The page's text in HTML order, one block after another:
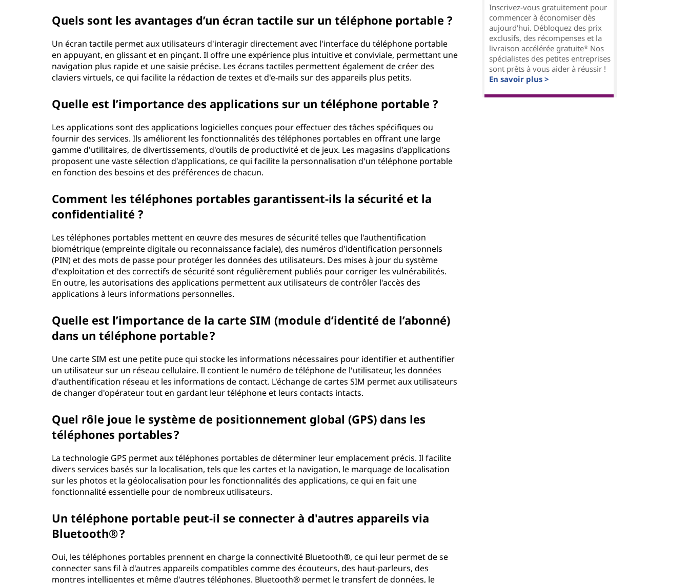
Quels sont les avantages d’un écran tactile sur un téléphone portable ?
Un écran tactile permet aux utilisateurs d'interagir directement avec l'interface du téléphone portable
en appuyant, en glissant et en pinçant. Il offre une expérience plus intuitive et conviviale, permettant une
navigation plus rapide et une saisie précise. Les écrans tactiles permettent également de créer des
claviers virtuels, ce qui facilite la rédaction de textes et d'e-mails sur des appareils plus petits.
Quelle est l’importance des applications sur un téléphone portable ?
Les applications sont des applications logicielles conçues pour effectuer des tâches spécifiques ou
fournir des services. Ils améliorent les fonctionnalités des téléphones portables en offrant une large
gamme d'utilitaires, de divertissements, d'outils de productivité et de jeux. Les magasins d'applications
proposent une vaste sélection d'applications, ce qui facilite la personnalisation d'un téléphone portable
en fonction des besoins et des préférences de chacun.
Comment les téléphones portables garantissent-ils la sécurité et la
confidentialité ?
Les téléphones portables mettent en œuvre des mesures de sécurité telles que l'authentification
biométrique (empreinte digitale ou reconnaissance faciale), des numéros d'identification personnels
(PIN) et des mots de passe pour protéger les données des utilisateurs. Des mises à jour du système
d'exploitation et des correctifs de sécurité sont régulièrement publiés pour corriger les vulnérabilités.
En outre, les autorisations des applications permettent aux utilisateurs de contrôler l'accès des
applications à leurs informations personnelles.
Quelle est l’importance de la carte SIM (module d’identité de l’abonné)
dans un téléphone portable ?
Une carte SIM est une petite puce qui stocke les informations nécessaires pour identifier et authentifier
un utilisateur sur un réseau cellulaire. Il contient le numéro de téléphone de l'utilisateur, les données
d'authentification réseau et les informations de contact. L'échange de cartes SIM permet aux utilisateurs
de changer d'opérateur tout en gardant leur téléphone et leurs contacts intacts.
Quel rôle joue le système de positionnement global (GPS) dans les
téléphones portables ?
La technologie GPS permet aux téléphones portables de déterminer leur emplacement précis. Il facilite
divers services basés sur la localisation, tels que les cartes et la navigation, le marquage de localisation
sur les photos et la géolocalisation pour les fonctionnalités des applications, ce qui en fait une
fonctionnalité essentielle pour de nombreux utilisateurs.
Un téléphone portable peut-il se connecter à d'autres appareils via
Bluetooth® ?
Oui, les téléphones portables prennent en charge la connectivité Bluetooth®, ce qui leur permet de se
connecter sans fil à d'autres appareils compatibles comme des écouteurs, des haut-parleurs, des
montres intelligentes et même d'autres téléphones. Bluetooth® permet le transfert de données, le
Inscrivez-vous gratuitement pour
commencer à économiser dès
aujourd'hui. Débloquez des prix
exclusifs, des récompenses et la
livraison accélérée gratuite* Nos
spécialistes des petites entreprises
sont prêts à vous aider à réussir !
En savoir plus >